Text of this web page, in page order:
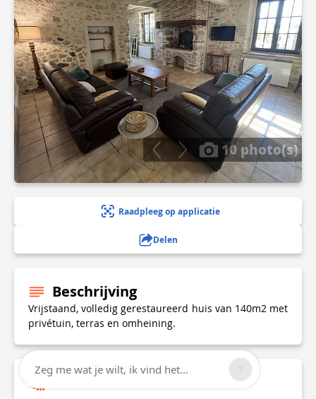
10 photo(s)
Raadpleeg op applicatie
Delen
Beschrijving
Vrijstaand, volledig gerestaureerd huis van 140m2 met
privétuin, terras en omheining.
Technische informatie
Zeg me wat je wilt, ik vind het...